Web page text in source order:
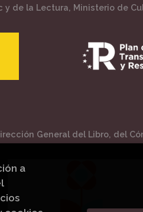
de la Lectura, Ministerio de
General del Libro, del
a